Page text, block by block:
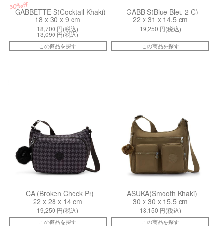
30%off
GABBETTE S(Cocktail Khaki)
18 x 30 x 9 cm
18,700円(税込)
13,090 円(税込)
この商品を探す
GABB S(Blue Bleu 2 C)
22 x 31 x 14.5 cm
19,250 円(税込)
この商品を探す
CAI(Broken Check Pr)
22 x 28 x 14 cm
19,250 円(税込)
この商品を探す
ASUKA(Smooth Khaki)
30 x 30 x 15.5 cm
18,150 円(税込)
この商品を探す